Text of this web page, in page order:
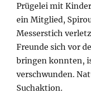
Prügelei mit
ein Mitglied,
Messerstich
Freunde sich vor
bringen konnten,
verschwunden.
Suchaktion.